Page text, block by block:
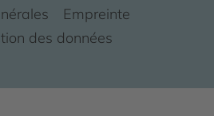
Empreinte
des données